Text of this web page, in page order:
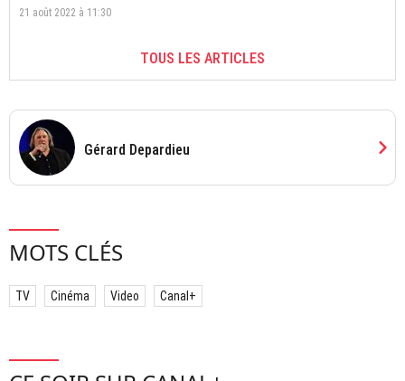
21 août 2022 à 11:30
TOUS LES ARTICLES
Gérard Depardieu chevron_right
MOTS CLÉS
TV Cinéma Video Canal+